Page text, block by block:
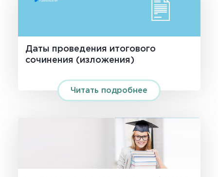
Даты проведения итогового
сочинения (изложения)
Читать подробнее